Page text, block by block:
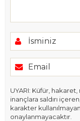
UYARI: Küfür,
inançlara saldırı
karakter
onaylanmayacaktır.